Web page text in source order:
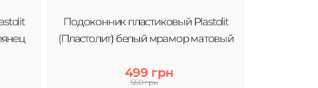
Подоконник пластиковый Plastolit
(Пластолит) белый мрамор матовый
499 грн
550 грн